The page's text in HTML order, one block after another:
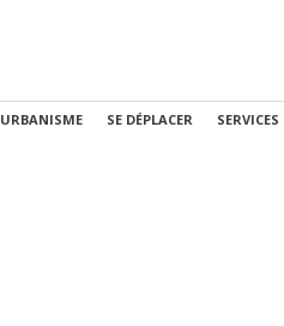
URBANISME SE DÉPLACER SERVICES